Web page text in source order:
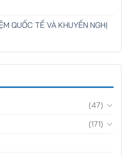
QUỐC TẾ VÀ KHUYẾN NGHỊ
(47)
(171)